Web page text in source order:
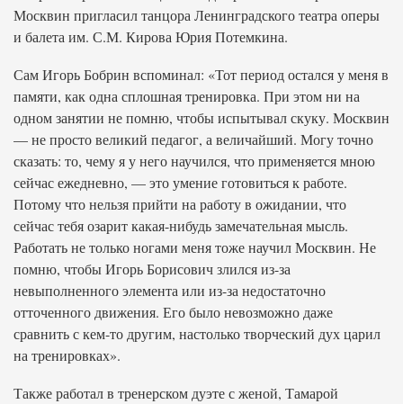
Москвин пригласил танцора Ленинградского театра оперы
и балета им. С.М. Кирова Юрия Потемкина.
Сам Игорь Бобрин вспоминал: «Тот период остался у меня в
памяти, как одна сплошная тренировка. При этом ни на
одном занятии не помню, чтобы испытывал скуку. Москвин
— не просто великий педагог, а величайший. Могу точно
сказать: то, чему я у него научился, что применяется мною
сейчас ежедневно, — это умение готовиться к работе.
Потому что нельзя прийти на работу в ожидании, что
сейчас тебя озарит какая-нибудь замечательная мысль.
Работать не только ногами меня тоже научил Москвин. Не
помню, чтобы Игорь Борисович злился из-за
невыполненного элемента или из-за недостаточно
отточенного движения. Его было невозможно даже
сравнить с кем-то другим, настолько творческий дух царил
на тренировках».
Также работал в тренерском дуэте с женой, Тамарой